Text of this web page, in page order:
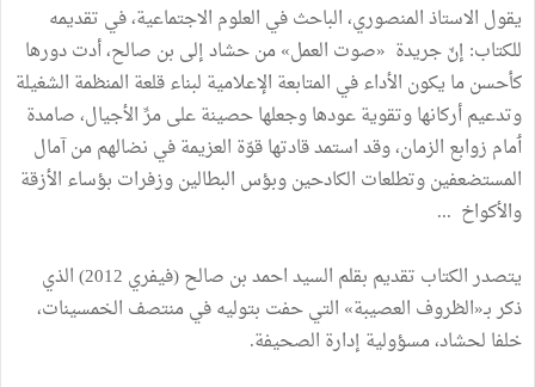
يقول الاستاذ المنصوري، الباحث في العلوم الاجتماعية، في تقديمه
للكتاب: إنّ جريدة «صوت العمل» من حشاد إلى بن صالح، أدت دورها
كأحسن ما يكون الأداء في المتابعة الإعلامية لبناء قلعة المنظمة الشغيلة
وتدعيم أركانها وتقوية عودها وجعلها حصينة على مرِّ الأجيال، صامدة
ٲمام زوابع الزمان، وقد استمد قادتها قوّة العزيمة في نضالهم من آمال
المستضعفين وتطلعات الكادحين وبؤس البطالين وزفرات بؤساء الأزقة
والأكواخ ...
يتصدر الكتاب تقديم بقلم السيد احمد بن صالح (فيفري 2012) الذي
ذكر بـ«الظروف العصيبة» التي حفت بتوليه في منتصف الخمسينات،
خلفا لحشاد، مسؤولية إدارة الصحيفة.